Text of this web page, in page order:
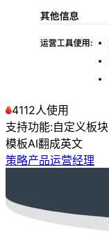
4112人使用
支持功能:自定义板块
模板AI翻成英文
策略产品运营经理